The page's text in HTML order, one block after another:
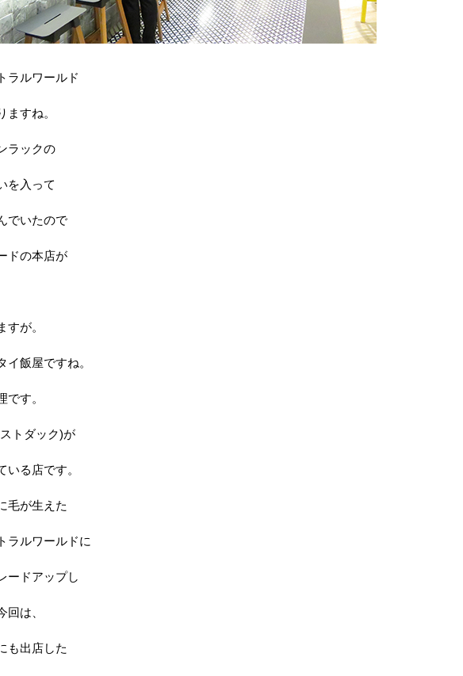
ラルワールド
ますね。
ラックの
を入って
でいたので
ドの本店が
すが。
イ飯屋ですね。
です。
トダック)が
いる店です。
毛が生えた
ラルワールドに
ードアップし
回は、
も出店した